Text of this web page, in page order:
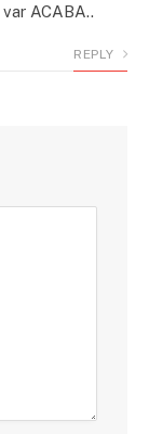
ACABA..
REPLY